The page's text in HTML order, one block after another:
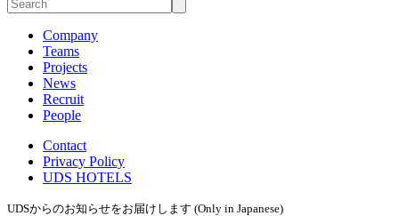
Company
Teams
Projects
News
Recruit
People
Contact
Privacy Policy
UDS HOTELS
UDSからのお知らせをお届けします (Only in Japanese)